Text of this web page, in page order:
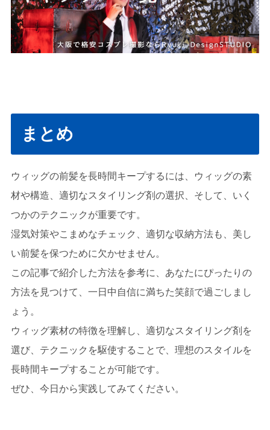
まとめ
ウィッグの前髪を長時間キープするには、ウィッグの素
材や構造、適切なスタイリング剤の選択、そして、いく
つかのテクニックが重要です。
湿気対策やこまめなチェック、適切な収納方法も、美し
い前髪を保つために欠かせません。
この記事で紹介した方法を参考に、あなたにぴったりの
方法を見つけて、一日中自信に満ちた笑顔で過ごしまし
ょう。
ウィッグ素材の特徴を理解し、適切なスタイリング剤を
選び、テクニックを駆使することで、理想のスタイルを
長時間キープすることが可能です。
ぜひ、今日から実践してみてください。